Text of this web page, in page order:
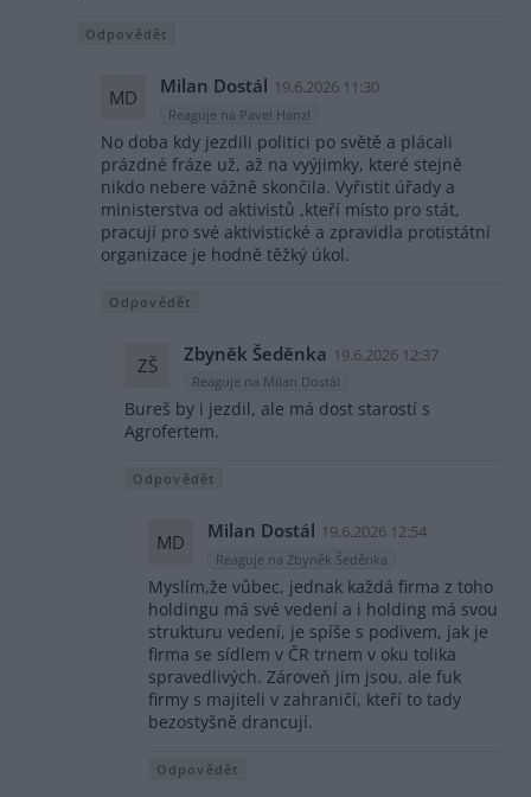
Odpovědět
MD Milan Dostál 19.6.2026 11:30
Reaguje na Pavel Hanzl
No doba kdy jezdili politici po světě a plácali
prázdné fráze už, až na vyýjimky, které stejně
nikdo nebere vážně skončila. Vyřistit úřady a
ministerstva od aktivistů ,kteří místo pro stát,
pracují pro své aktivistické a zpravidla protistátní
organizace je hodně těžký úkol.
Odpovědět
ZŠ Zbyněk Šeděnka 19.6.2026 12:37
Reaguje na Milan Dostál
Bureš by i jezdil, ale má dost starostí s
Agrofertem.
Odpovědět
MD Milan Dostál 19.6.2026 12:54
Reaguje na Zbyněk Šeděnka
Myslím,že vůbec, jednak každá firma z toho
holdingu má své vedení a i holding má svou
strukturu vedení, je spíše s podivem, jak je
firma se sídlem v ČR trnem v oku tolika
spravedlivých. Zároveň jim jsou, ale fuk
firmy s majiteli v zahraničí, kteří to tady
bezostyšně drancují.
Odpovědět